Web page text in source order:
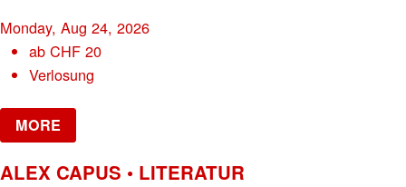
Monday, Aug 24, 2026
abCHF 20
Verlosung
MORE
ALEX CAPUS • LITERATUR